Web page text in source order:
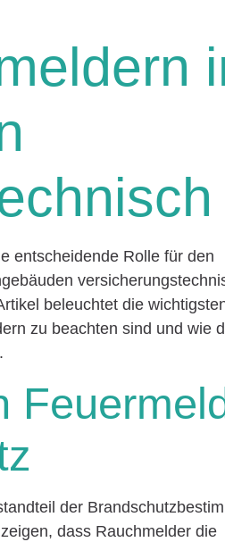
entscheidende Rolle für den
beleuchtet die
zu beachten sind und wie
der
dass Rauchmelder die